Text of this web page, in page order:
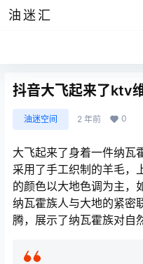
油迷汇
抖音大飞起来了ktv
油迷空间 2 年前 0
大飞起来了身着一件纳瓦
采用了手工织制的羊毛，
的颜色以大地色调为主，
纳瓦霍族人与大地的紧密
腾，展示了纳瓦霍族对自